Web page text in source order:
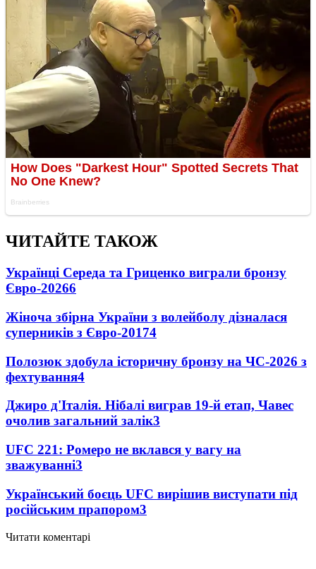
ЧИТАЙТЕ ТАКОЖ
Українці Середа та Гриценко виграли бронзу
Євро-20266
Жіноча збірна України з волейболу дізналася
суперників з Євро-20174
Полозюк здобула історичну бронзу на ЧС-2026 з
фехтування4
Джиро д'Італія. Нібалі виграв 19-й етап, Чавес
очолив загальний залік3
UFC 221: Ромеро не вклався у вагу на
зважуванні3
Український боєць UFC вирішив виступати під
російським прапором3
Читати коментарі